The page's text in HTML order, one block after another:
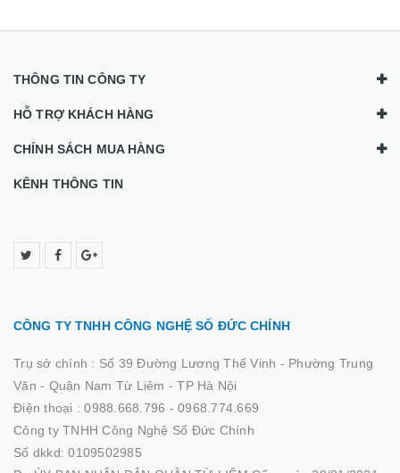
THÔNG TIN CÔNG TY
HỖ TRỢ KHÁCH HÀNG
CHÍNH SÁCH MUA HÀNG
KÊNH THÔNG TIN
CÔNG TY TNHH CÔNG NGHỆ SỐ ĐỨC CHÍNH
Trụ sở chính : Số 39 Đường Lương Thế Vinh - Phường Trung
Văn - Quận Nam Từ Liêm - TP Hà Nội
Điện thoại :0988.668.796 - 0968.774.669
Công ty TNHH Công Nghệ Số Đức Chính
Số dkkd: 0109502985